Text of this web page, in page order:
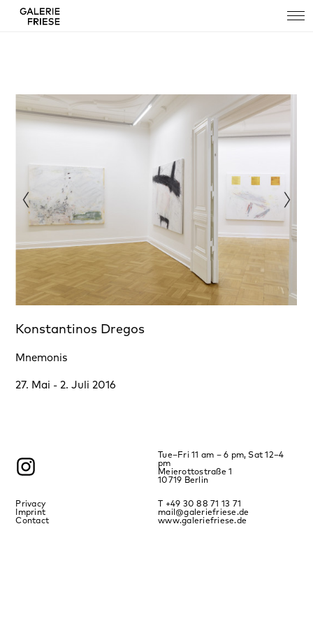
Konstantinos Dregos
Mnemonis
27. Mai - 2. Juli 2016
Tue–Fri 11 am – 6 pm, Sat 12–4
pm
Meierottostraße 1
10719 Berlin
Privacy
Imprint
Contact
T +49 30 88 71 13 71
mail@galeriefriese.de
www.galeriefriese.de